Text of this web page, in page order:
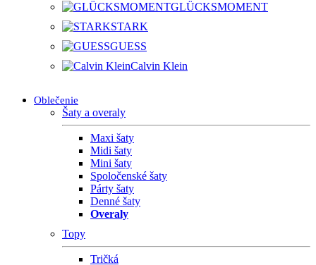
GLÜCKSMOMENT
STARK
GUESS
Calvin Klein
Oblečenie
Šaty a overaly
Maxi šaty
Midi šaty
Mini šaty
Spoločenské šaty
Párty šaty
Denné šaty
Overaly
Topy
Tričká